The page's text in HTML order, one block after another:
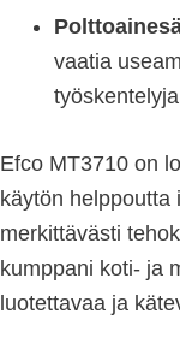
vaatia
Efco MT3710 on
käytön helppoutta
merkittävästi
kumppani koti- ja
luotettavaa ja